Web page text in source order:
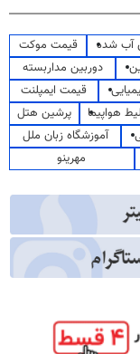
آب شده
قیمت موکت
دوربین مداربسته
قیمت ایمپلنت
هواپیما
پرشین هتل
آموزشگاه زبان ملل
مهرینو